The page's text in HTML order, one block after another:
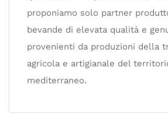
proponiamo solo partner
bevande di elevata qualità e
provenienti da produzioni della
agricola e artigianale del
mediterraneo.